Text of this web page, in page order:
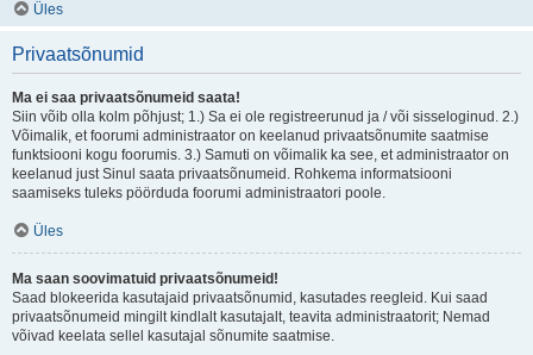
Üles
Privaatsõnumid
Ma ei saa privaatsõnumeid saata!
Siin võib olla kolm põhjust; 1.) Sa ei ole registreerunud ja / või sisseloginud. 2.)
Võimalik, et foorumi administraator on keelanud privaatsõnumite saatmise
funktsiooni kogu foorumis. 3.) Samuti on võimalik ka see, et administraator on
keelanud just Sinul saata privaatsõnumeid. Rohkema informatsiooni
saamiseks tuleks pöörduda foorumi administraatori poole.
Üles
Ma saan soovimatuid privaatsõnumeid!
Saad blokeerida kasutajaid privaatsõnumid, kasutades reegleid. Kui saad
privaatsõnumeid mingilt kindlalt kasutajalt, teavita administraatorit; Nemad
võivad keelata sellel kasutajal sõnumite saatmise.